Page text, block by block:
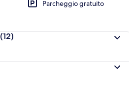
u
z
Parcheggio gratuito
(12)